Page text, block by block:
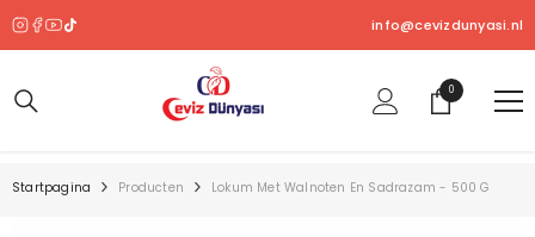
info@cevizdunyasi.nl
00
product
Startpagina Producten Lokum Met Walnoten En Sadrazam - 500 G